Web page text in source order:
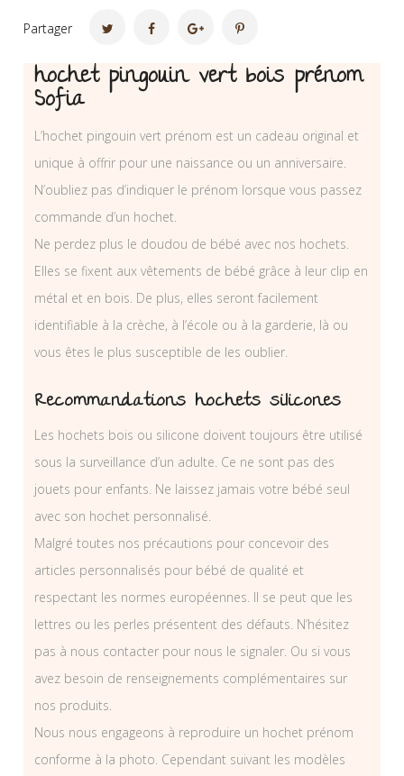
Partager
hochet pingouin vert bois prénom
Sofia
L’hochet pingouin vert prénom est un cadeau original et
unique à offrir pour une naissance ou un anniversaire.
N’oubliez pas d’indiquer le prénom lorsque vous passez
commande d’un hochet.
Ne perdez plus le doudou de bébé avec nos hochets.
Elles se fixent aux vêtements de bébé grâce à leur clip en
métal et en bois. De plus, elles seront facilement
identifiable à la crèche, à l’école ou à la garderie, là ou
vous êtes le plus susceptible de les oublier.
Recommandations hochets silicones
Les hochets bois ou silicone doivent toujours être utilisé
sous la surveillance d’un adulte. Ce ne sont pas des
jouets pour enfants. Ne laissez jamais votre bébé seul
avec son hochet personnalisé.
Malgré toutes nos précautions pour concevoir des
articles personnalisés pour bébé de qualité et
respectant les normes européennes. Il se peut que les
lettres ou les perles présentent des défauts. N’hésitez
pas à nous contacter pour nous le signaler. Ou si vous
avez besoin de renseignements complémentaires sur
nos produits.
Nous nous engageons à reproduire un hochet prénom
conforme à la photo. Cependant suivant les modèles